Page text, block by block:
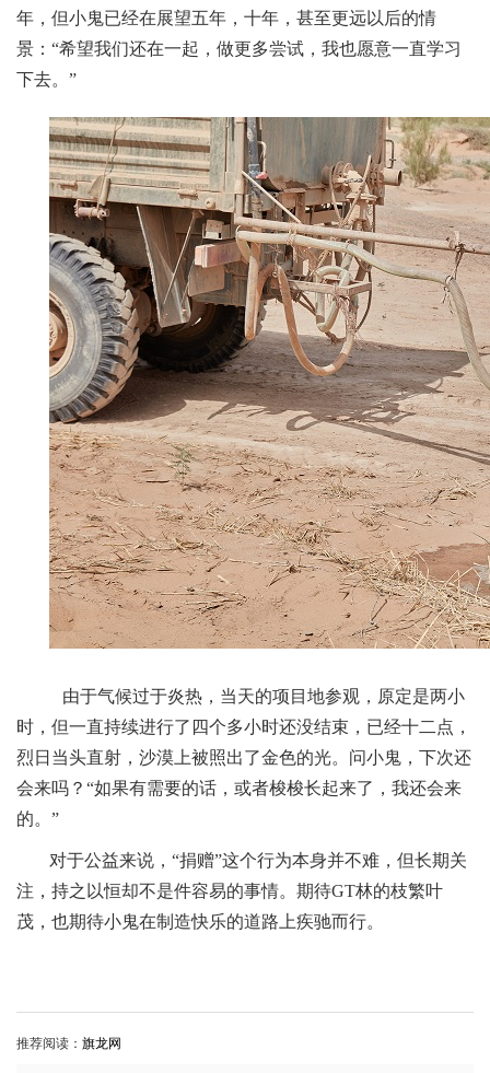
年，但小鬼已经在展望五年，十年，甚至更远以后的情
景：“希望我们还在一起，做更多尝试，我也愿意一直学习
下去。”
由于气候过于炎热，当天的项目地参观，原定是两小
时，但一直持续进行了四个多小时还没结束，已经十二点，
烈日当头直射，沙漠上被照出了金色的光。问小鬼，下次还
会来吗？“如果有需要的话，或者梭梭长起来了，我还会来
的。”
对于公益来说，“捐赠”这个行为本身并不难，但长期关
注，持之以恒却不是件容易的事情。期待GT林的枝繁叶
茂，也期待小鬼在制造快乐的道路上疾驰而行。
推荐阅读： 旗龙网